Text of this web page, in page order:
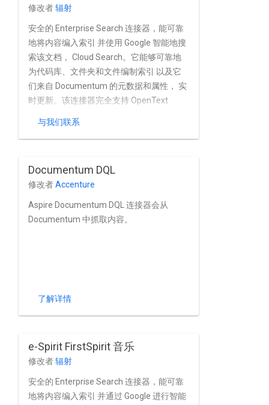
修改者辐射
安全的 Enterprise Search 连接器，能可靠
地将内容编入索引 并使用 Google 智能地搜
索该文档， Cloud Search。它能够可靠地
为代码库、文件夹和文件编制索引 以及它
们来自 Documentum 的元数据和属性， 实
时更新。该连接器完全支持 OpenText
能。
与我们联系
Documentum DQL
修改者Accenture
Aspire Documentum DQL 连接器会从
Documentum 中抓取内容。
了解详情
e-Spirit FirstSpirit 音乐
修改者辐射
安全的 Enterprise Search 连接器，能可靠
地将内容编入索引 并通过 Google 进行智能